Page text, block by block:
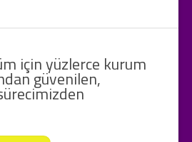
için yüzlerce kurum
güvenilen,